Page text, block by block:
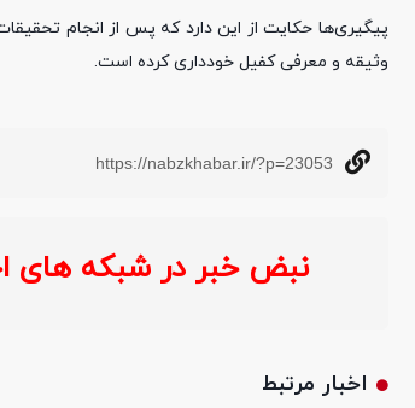
پیگیری‌ها حکایت از این دارد که پس از انجام
وثیقه و معرفی کفیل خودداری کرده است.
https://nabzkhabar.ir/?p=23053
نبض خبر در شبکه های
اخبار مرتبط